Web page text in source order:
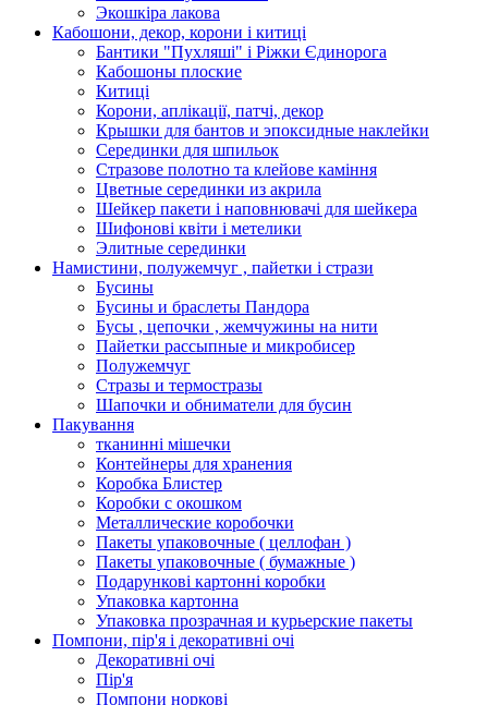
Экошкiра лакова
Кабошони, декор, корони і китиці
Бантики "Пухляші" і Ріжки Єдинорога
Кабошоны плоские
Китиці
Корони, аплікації, патчі, декор
Крышки для бантов и эпоксидные наклейки
Серединки для шпильок
Стразове полотно та клейове каміння
Цветные серединки из акрила
Шейкер пакети і наповнювачі для шейкера
Шифонові квіти і метелики
Элитные серединки
Намистини, полужемчуг , пайетки і стрази
Бусины
Бусины и браслеты Пандора
Бусы , цепочки , жемчужины на нити
Пайетки рассыпные и микробисер
Полужемчуг
Стразы и термостразы
Шапочки и обниматели для бусин
Пакування
тканинні мішечки
Контейнеры для хранения
Коробка Блистер
Коробки с окошком
Металлические коробочки
Пакеты упаковочные ( целлофан )
Пакеты упаковочные ( бумажные )
Подарункові картонні коробки
Упаковка картонна
Упаковка прозрачная и курьерские пакеты
Помпони, пір'я і декоративні очі
Декоративні очі
Пір'я
Помпони норкові